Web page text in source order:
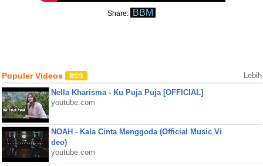
Share: BBM
Populer Videos Lebih
Nella Kharisma - Ku Puja Puja [OFFICIAL]
youtube.com
NOAH - Kala Cinta Menggoda (Official Music Vi
deo)
youtube.com